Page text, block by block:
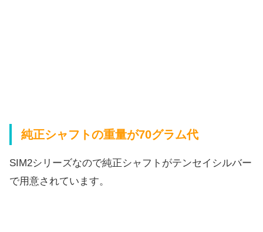
純正シャフトの重量が70グラム代
SIM2シリーズなので純正シャフトがテンセイシルバー
で用意されています。